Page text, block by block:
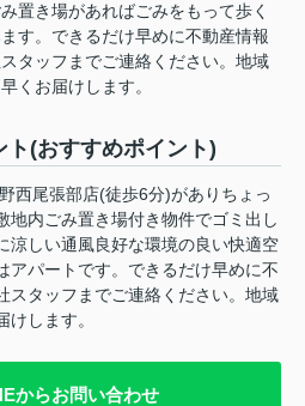
置き場があればごみをもって歩く
す。できるだけ早めに不動産情報
タッフまでご連絡ください。地域
くお届けします。
(おすすめポイント)
西尾張部店(徒歩6分)がありちょっ
地内ごみ置き場付き物件でゴミ出し
涼しい通風良好な環境の良い快適空
アパートです。できるだけ早めに不
スタッフまでご連絡ください。地域
します。
からお問い合わせ